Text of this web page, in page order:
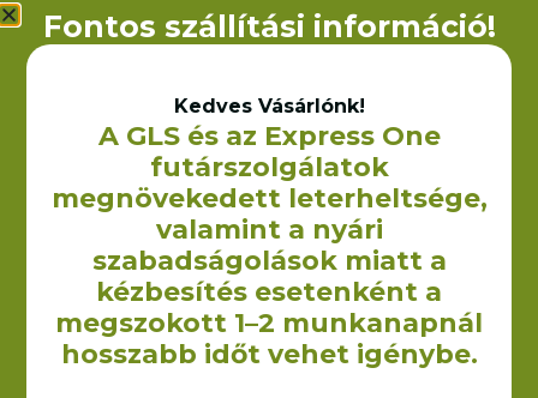
1 040 1 185 +ÁFA
Fontos szállítási információ!
Kedves Vásárlónk!
A GLS és az Express One
futárszolgálatok
megnövekedett leterheltsége,
valamint a nyári
szabadságolások miatt a
kézbesítés esetenként a
megszokott 1–2 munkanapnál
hosszabb időt vehet igénybe.